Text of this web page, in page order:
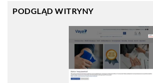
PODGLĄD WITRYNY